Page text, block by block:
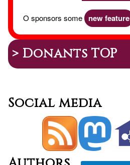
O sponsors some new feature
> Donants TOP
Social media